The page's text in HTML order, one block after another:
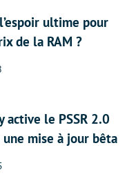
ultime pour
de la RAM ?
active le PSSR 2.0
mise à jour bêta